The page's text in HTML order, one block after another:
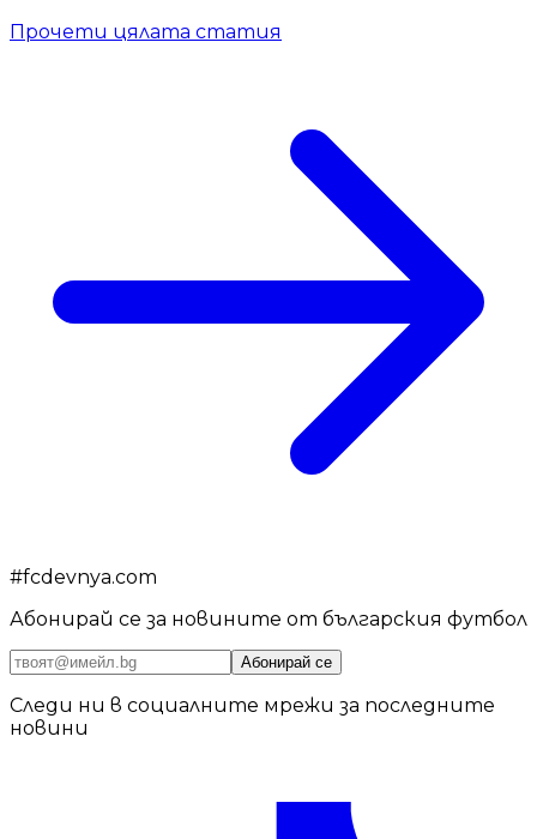
Прочети цялата статия
#fcdevnya.com
Абонирай се за новините от българския футбол
Абонирай се
Следи ни в социалните мрежи за последните
новини